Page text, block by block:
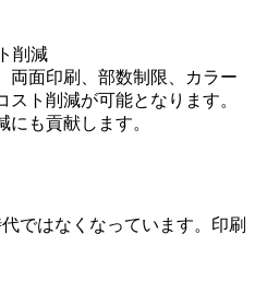
削減
両面印刷、部数制限、カラー
ト削減が可能となります。
も貢献します。
ではなくなっています。印刷